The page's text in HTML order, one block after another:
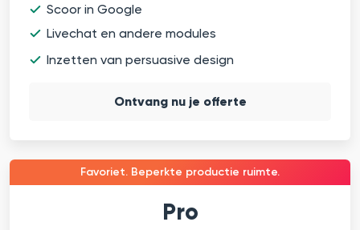
Scoor in Google
Livechat en andere modules
Inzetten van persuasive design
Ontvang nu je offerte
Favoriet. Beperkte productie ruimte.
Pro